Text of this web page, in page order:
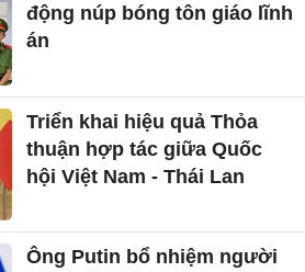
động núp bóng tôn giáo lĩnh
án
Triển khai hiệu quả Thỏa
thuận hợp tác giữa Quốc
hội Việt Nam - Thái Lan
Ông Putin bổ nhiệm người